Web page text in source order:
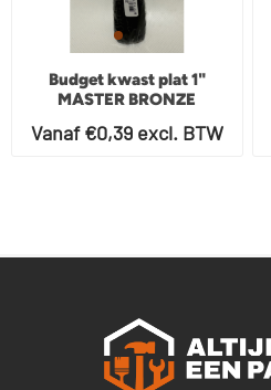
Budget kwast plat 1"
MASTER BRONZE
Vanaf €0,39 excl. BTW